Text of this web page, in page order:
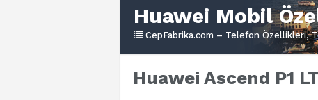
Huawei Mobil
CepFabrika.com – Telefon Özellikleri,
Huawei Ascend P1